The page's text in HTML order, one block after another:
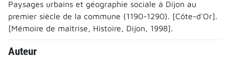
Paysages urbains et géographie sociale à Dijon au
premier siècle de la commune (1190-1290). [Côte-d'Or].
[Mémoire de maîtrise, Histoire, Dijon, 1998].
Auteur